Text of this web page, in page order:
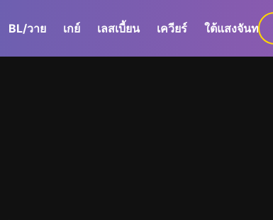
BL/วาย เกย์ เลสเบี้ยน เควียร์ ใต้แสงจันทร์